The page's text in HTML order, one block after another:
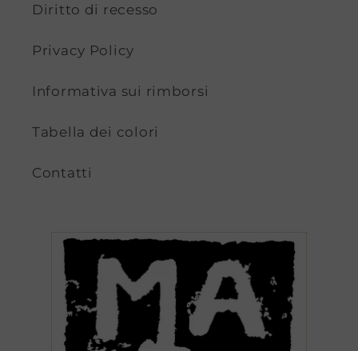
Diritto di recesso
Privacy Policy
Informativa sui rimborsi
Tabella dei colori
Contatti